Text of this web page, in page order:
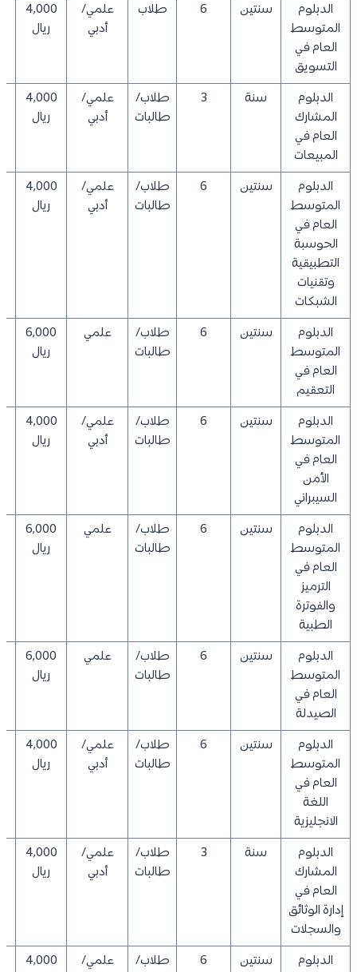
الدبلوم
المتوسط
العام في
التسويق
سنتين 6 طلاب
علمي/
أدبي
4,000
ريال
الدبلوم
المشارك
العام في
المبيعات
سنة 3
طلاب/
طالبات
علمي/
أدبي
4,000
ريال
الدبلوم
المتوسط
العام في
الحوسبة
التطبيقية
وتقنيات
الشبكات
سنتين 6
طلاب/
طالبات
علمي/
أدبي
4,000
ريال
الدبلوم
المتوسط
العام في
التعقيم
سنتين 6
طلاب/
طالبات
علمي
6,000
ريال
الدبلوم
المتوسط
العام في
الأمن
السيبراني
سنتين 6
طلاب/
طالبات
علمي/
أدبي
4,000
ريال
الدبلوم
المتوسط
العام في
الترميز
والفوترة
الطبية
سنتين 6
طلاب/
طالبات
علمي
6,000
ريال
الدبلوم
المتوسط
العام في
الصيدلة
سنتين 6
طلاب/
طالبات
علمي
6,000
ريال
الدبلوم
المتوسط
العام في
اللغة
الانجليزية
سنتين 6
طلاب/
طالبات
علمي/
أدبي
4,000
ريال
الدبلوم
المشارك
العام في
إدارة الوثائق
والسجلات
سنة 3
طلاب/
طالبات
علمي/
أدبي
4,000
ريال
الدبلوم
سنتين 6
طلاب/
علمي/
4,000